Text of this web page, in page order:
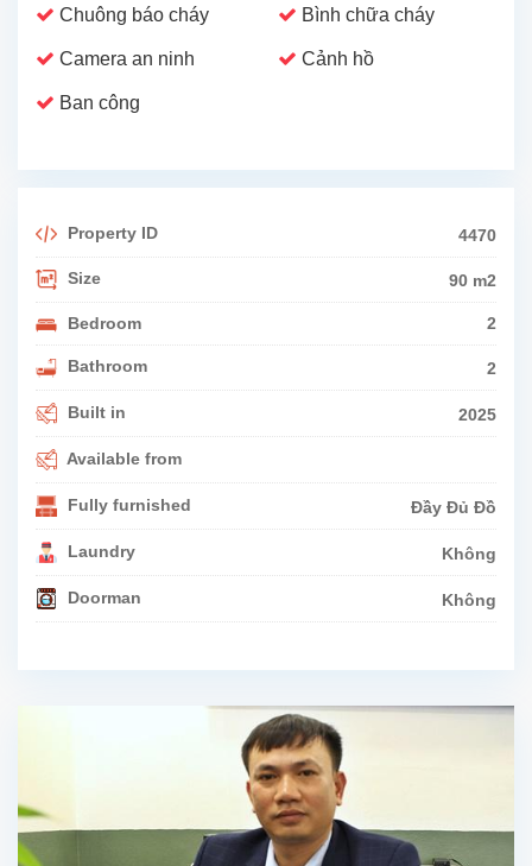
Chuông báo cháy Bình chữa cháy
Camera an ninh Cảnh hồ
Ban công
Property ID 4470
Size 90 m2
Bedroom 2
Bathroom 2
Built in 2025
Available from
Fully furnished Đầy Đủ Đồ
Laundry Không
Doorman Không